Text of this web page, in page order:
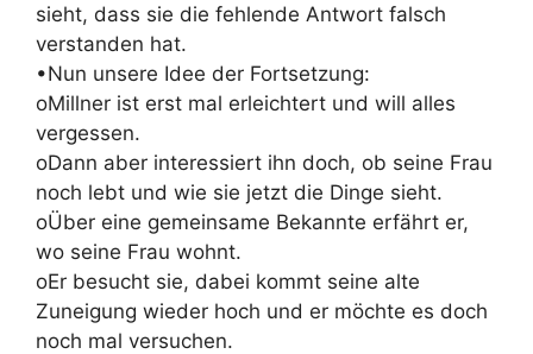
sieht, dass sie die fehlende Antwort falsch
verstanden hat.
•Nun unsere Idee der Fortsetzung:
oMillner ist erst mal erleichtert und will alles
vergessen.
oDann aber interessiert ihn doch, ob seine Frau
noch lebt und wie sie jetzt die Dinge sieht.
oÜber eine gemeinsame Bekannte erfährt er,
wo seine Frau wohnt.
oEr besucht sie, dabei kommt seine alte
Zuneigung wieder hoch und er möchte es doch
noch mal versuchen.